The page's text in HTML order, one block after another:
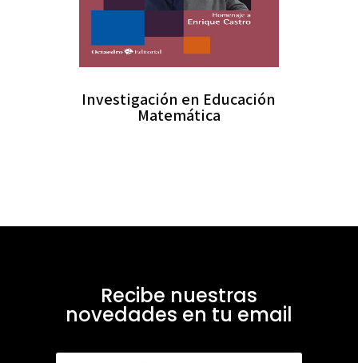
Investigación en Educación
Matemática
Recibe nuestras
novedades en tu email